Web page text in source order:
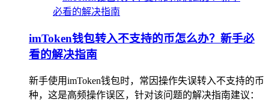
imToken钱包转入不支持的币怎么办？新手必
看的解决指南
新手使用imToken钱包时，常因操作失误转入不支持的币
种，这是高频操作误区，针对该问题的解决指南建议：